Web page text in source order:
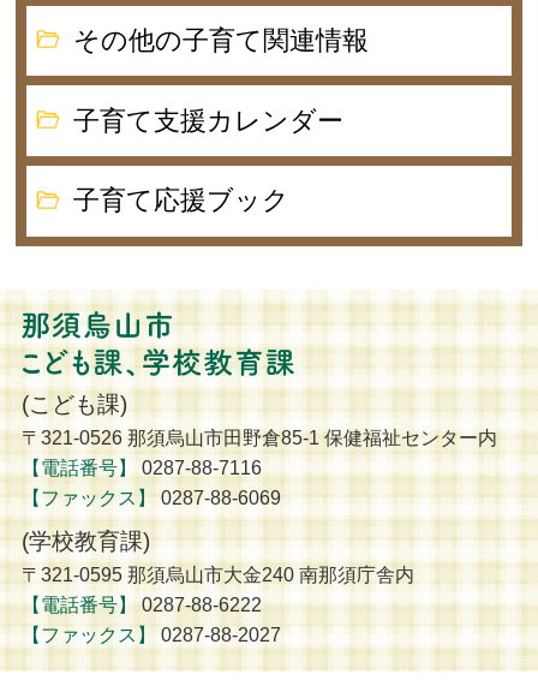
その他の子育て関連情報
子育て支援カレンダー
子育て応援ブック
那須烏山市 こども
(こども課)
〒321-0526 那須烏山市田野倉85-1 保健福祉センター内
【電話番号】
0287-88-7116
【ファックス】0287-88-6069
(学校教育課)
〒321-0595 那須烏山市大金240 南那須庁舎内
【電話番号】0287-88-6222
【ファックス】 0287-88-2027